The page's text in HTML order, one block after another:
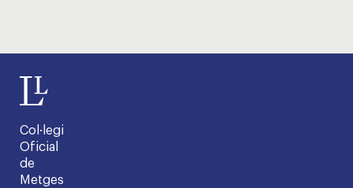
Col·legi
Oficial
de
Metges